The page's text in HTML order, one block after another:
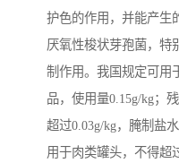
护色的作用，并能产生
厌氧性梭状芽孢菌，特
制作用。我国规定可用
品，使用量0.15g/kg；
超过0.03g/kg，腌制盐
用于肉类罐头，不得超